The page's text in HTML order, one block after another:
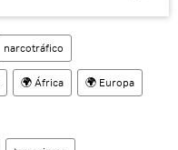
narcotráfico
🌍 África 🌍 Europa